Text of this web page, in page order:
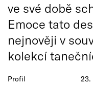
Profil
23.
ve své době
Emoce tato
nejnověji v
kolekcí